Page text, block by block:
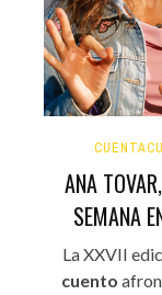
ANA
SEMANA
La XXVII
cuento